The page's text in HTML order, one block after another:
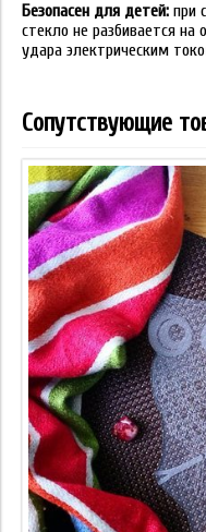
Безопасен для детей: при
стекло не разбивается на
удара электрическим
Сопутствующие